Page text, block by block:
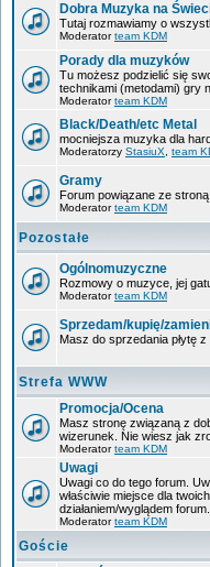
Dobra Muzyka na
Tutaj rozmawiamy o
Moderatorteam KDM
Porady dla muzyków
Tu możesz podzielić się
technikami (metodami) gry
Moderatorteam KDM
Black/Death/etc Metal
mocniejsza muzyka dla
Moderatorzy StasiuX team
Gramy
Forum powiązane ze stroną
Moderatorteam KDM
Pozostałe
Ogólnomuzyczne
Rozmowy o muzyce, jej
Moderatorteam KDM
Sprzedam/kupię/
Masz do sprzedania płytę
Strefa WWW
Promocja/Ocena
Masz stronę związaną z
wizerunek. Nie wiesz jak
Moderatorteam KDM
Uwagi
Uwagi co do tego forum.
właściwie miejsce dla
działaniem/wyglądem forum.
Moderatorteam KDM
Goście